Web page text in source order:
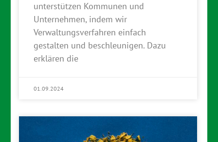
unterstützen Kommunen und
Unternehmen, indem wir
Verwaltungsverfahren einfach
gestalten und beschleunigen. Dazu
erklären die
01.09.2024